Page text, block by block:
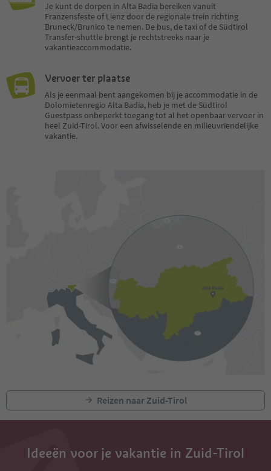
Je kunt de dorpen in Alta Badia bereiken vanuit
Franzensfeste of Lienz door de regionale trein richting
Bruneck/Brunico te nemen. De bus, de taxi of de Südtirol
Transfer-shuttle brengt je rechtstreeks naar je
vakantieaccommodatie.
Vervoer ter plaatse
Als je eenmaal bent aangekomen bij je accommodatie in de
Dolomietenregio Alta Badia, heb je met de Südtirol
Guestpass onbeperkt toegang tot al het openbaar vervoer in
heel Zuid-Tirol. Voor een afwisselende en milieuvriendelijke
vakantie.
Reizen naar Zuid-Tirol
Ideeën voor je vakantie in Zuid-Tirol